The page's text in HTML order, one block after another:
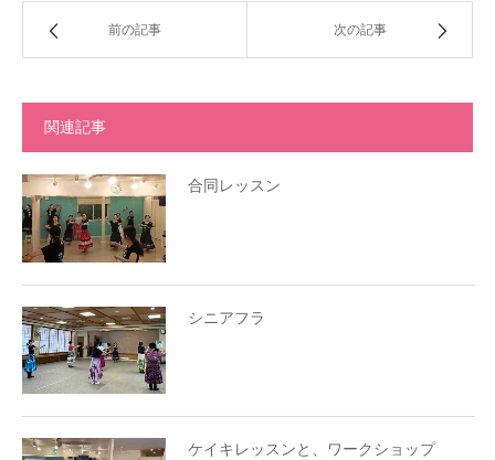
前の記事 次の記事
関連記事
合同レッスン
シニアフラ
ケイキレッスンと、ワークショップ